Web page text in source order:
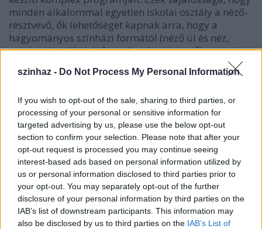
szinhaz - Do Not Process My Personal Information
If you wish to opt-out of the sale, sharing to third parties, or
processing of your personal or sensitive information for
targeted advertising by us, please use the below opt-out
section to confirm your selection. Please note that after your
opt-out request is processed you may continue seeing
interest-based ads based on personal information utilized by
us or personal information disclosed to third parties prior to
your opt-out. You may separately opt-out of the further
disclosure of your personal information by third parties on the
IAB’s list of downstream participants. This information may
also be disclosed by us to third parties on the IAB’s List of
minden alkalommal egyetlen iskolai osztály a néző-
résztvevő, ők lehetőséget kapnak arra, hogy a
hagyományos színházi formától (néző ül és néz,
színész játszik) eltérően, alkotói-résztvevői szerepbe
programok minden esetben egy fontosnak ítélt
tűzik ki célul.
Egy óra, egy bot, egy szemüveg, egy törött lábú
hokedli.
Néhány bútor és velük egy egér.
Szomszédok... akiknél talán jobbat érdemel
bármelyikünk.
Egy anya, aki...családtagok, akik...
Egy vekker, ami megállíthatatlanul ketyeg.
Egy család, "ami minden, csak épp nem szent"